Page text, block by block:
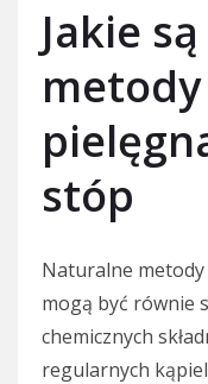
Jakie
stóp
Naturalne
mogą być równie
chemicznych
regularnych